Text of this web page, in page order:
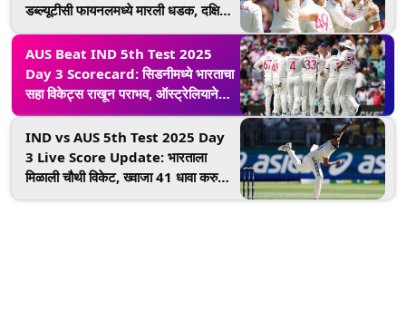
डब्ल्यूटीसी फायनलमध्ये मारली धडक, दक्षिण
आफ्रिकेशी होणार सामना; नवीन वर्षात टीम
इंडियाचा प्रवास संपुष्टात
AUS Beat IND 5th Test 2025
Day 3 Scorecard: सिडनीमध्ये भारताचा
सहा विकेट्स राखून पराभव, ऑस्ट्रेलियाने
10 वर्षांनंतर बॉर्डर गावस्कर ट्रॉफी मालिका
जिंकली; भारताचे WTC फायनलचे स्वप्न
भंगले
IND vs AUS 5th Test 2025 Day
3 Live Score Update: भारताला
मिळाली चौथी विकेट, ख्वाजा 41 धावा करुन